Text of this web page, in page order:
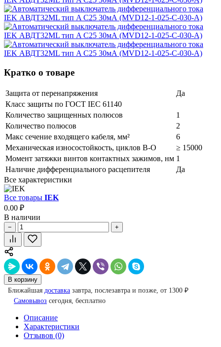
Кратко о товаре
Защита от перенапряжения
Да
Класс защиты по ГОСТ IEC 61140
Количество защищенных полюсов
1
Количество полюсов
2
Макс сечение входящего кабеля, мм²
6
Механическая износостойкость, циклов В-О
≥ 15000
Момент затяжки винтов контактных зажимов, нм 1
Наличие дифференциального расцепителя
Да
Все характеристики
Все товары IEK
0.00 ₽
В наличии
− +
В корзину
Ближайшая доставка завтра, послезавтра и позже, от 1300 ₽
Самовывоз сегодня, бесплатно
Описание
Характеристики
Отзывов (0)